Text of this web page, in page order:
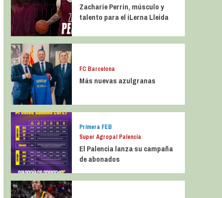
Zacharie Perrin, músculo y
talento para el iLerna Lleida
FC Barcelona
Más nuevas azulgranas
Primera FEB
Super Agropal Palencia
El Palencia lanza su campaña
de abonados